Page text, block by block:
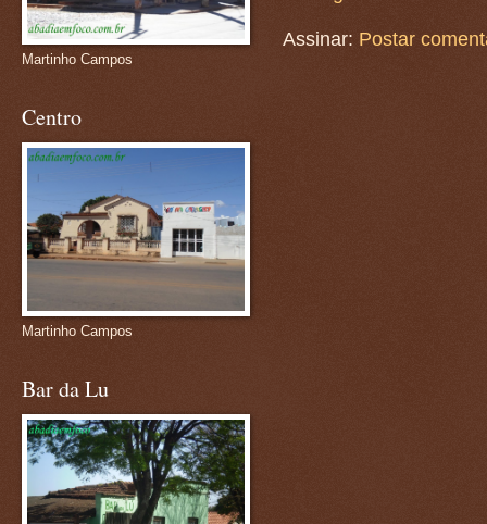
Assinar: Postar
Martinho Campos
Centro
Martinho Campos
Bar da Lu